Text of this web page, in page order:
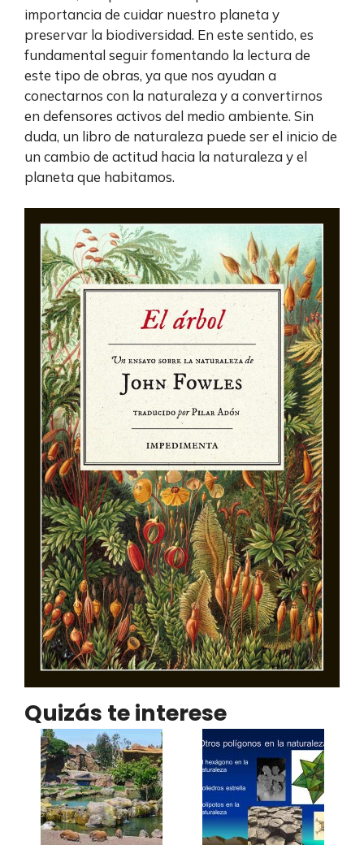
importancia de cuidar nuestro planeta y
preservar la biodiversidad. En este sentido, es
fundamental seguir fomentando la lectura de
este tipo de obras, ya que nos ayudan a
conectarnos con la naturaleza y a convertirnos
en defensores activos del medio ambiente. Sin
duda, un libro de naturaleza puede ser el inicio de
un cambio de actitud hacia la naturaleza y el
planeta que habitamos.
Quizás te interese